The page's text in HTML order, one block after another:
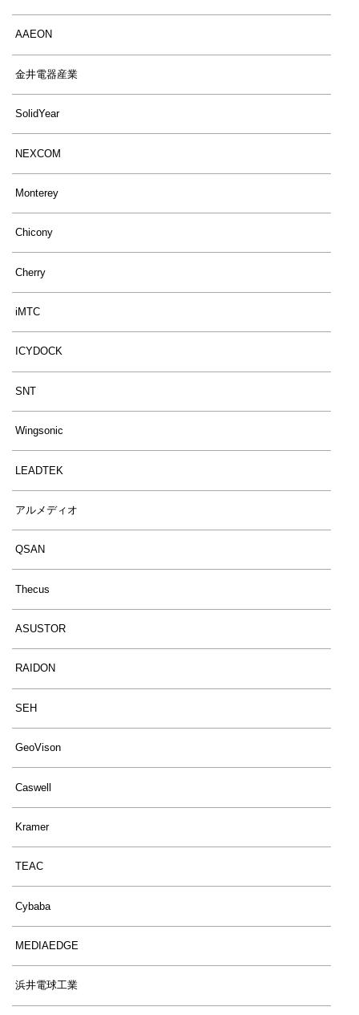
AAEON
金井電器産業
SolidYear
NEXCOM
Monterey
Chicony
Cherry
iMTC
ICYDOCK
SNT
Wingsonic
LEADTEK
アルメディオ
QSAN
Thecus
ASUSTOR
RAIDON
SEH
GeoVison
Caswell
Kramer
TEAC
Cybaba
MEDIAEDGE
浜井電球工業